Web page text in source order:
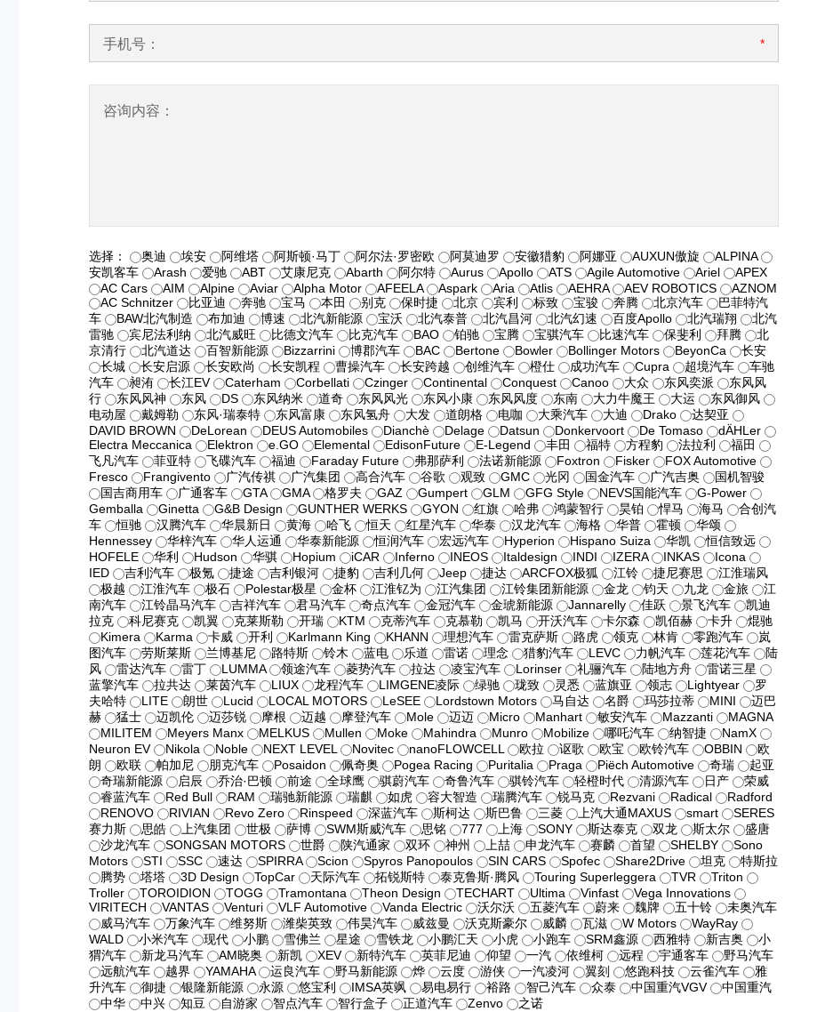
手机号： *
咨询内容：
选择： 奥迪 埃安 阿维塔 阿斯顿·马丁 阿尔法·罗密欧 阿莫迪罗 安徽猎豹 阿娜亚 AUXUN傲旋
ALPINA
安凯客车
Arash 爱驰 ABT 艾康尼克 Abarth 阿尔特 Aurus Apollo ATS Agile Automotive Ariel
APEX
AC Cars
AIM Alpine Aviar Alpha Motor AFEELA Aspark Aria Atlis AEHRA AEV ROBOTICS
AZNOM
AC Schnitzer
比亚迪 奔驰 宝马 本田 别克 保时捷 北京 宾利 标致 宝骏 奔腾 北京汽车
巴菲特汽
车
BAW北汽制造 布加迪 博速 北汽新能源 宝沃 北汽泰普 北汽昌河 北汽幻速 百度Apollo 北汽瑞翔
北汽
雷驰
宾尼法利纳 北汽威旺 比德文汽车 比克汽车 BAO 铂驰 宝腾 宝骐汽车 比速汽车 保斐利 拜腾
北
京清行
北汽道达 百智新能源 Bizzarrini 博郡汽车 BAC Bertone Bowler Bollinger Motors BeyonCa
长安
长城
长安启源 长安欧尚 长安凯程 曹操汽车 长安跨越 创维汽车 橙仕 成功汽车 Cupra 超境汽车
车驰
汽车
昶洧 长江EV Caterham Corbellati Czinger Continental Conquest Canoo 大众 东风奕派
东风风
行
东风风神 东风 DS 东风纳米 道奇 东风风光 东风小康 东风风度 东南 大力牛魔王 大运
东风御风
电动屋
戴姆勒 东风·瑞泰特 东风富康 东风氢舟 大发 道朗格 电咖 大乘汽车 大迪 Drako
达契亚
DAVID BROWN
DeLorean DEUS Automobiles Dianchè Delage Datsun Donkervoort De Tomaso
dÄHLer
Electra Meccanica
Elektron e.GO Elemental EdisonFuture E-Legend 丰田 福特 方程豹 法拉利
福田
飞凡汽车
菲亚特 飞碟汽车 福迪 Faraday Future 弗那萨利 法诺新能源 Foxtron Fisker
FOX Automotive
Fresco
Frangivento 广汽传祺 广汽集团 高合汽车 谷歌 观致 GMC 光冈 国金汽车 广汽吉奥
国机智骏
国吉商用车
广通客车 GTA GMA 格罗夫 GAZ Gumpert GLM GFG Style NEVS国能汽车
G-Power
Gemballa
Ginetta G&B Design GUNTHER WERKS GYON 红旗 哈弗 鸿蒙智行 昊铂 悍马 海马
合创汽
车
恒驰 汉腾汽车 华晨新日 黄海 哈飞 恒天 红星汽车 华泰 汉龙汽车 海格 华普 霍顿
华颂
Hennessey
华梓汽车 华人运通 华泰新能源 恒润汽车 宏远汽车 Hyperion Hispano Suiza 华凯
恒信致远
HOFELE
华利 Hudson 华骐 Hopium iCAR Inferno INEOS Italdesign INDI IZERA INKAS
Icona
IED
吉利汽车 极氪 捷途 吉利银河 捷豹 吉利几何 Jeep 捷达 ARCFOX极狐 江铃 捷尼赛思
江淮瑞风
极越
江淮汽车 极石 Polestar极星 金杯 江淮钇为 江汽集团 江铃集团新能源 金龙 钧天 九龙 金旅
江
南汽车
江铃晶马汽车 吉祥汽车 君马汽车 奇点汽车 金冠汽车 金琥新能源 Jannarelly 佳跃 景飞汽车
凯迪
拉克
科尼赛克 凯翼 克莱斯勒 开瑞 KTM 克蒂汽车 克慕勒 凯马 开沃汽车 卡尔森 凯佰赫 卡升
焜驰
Kimera
Karma 卡威 开利 Karlmann King KHANN 理想汽车 雷克萨斯 路虎 领克 林肯 零跑汽车
岚
图汽车
劳斯莱斯 兰博基尼 路特斯 铃木 蓝电 乐道 雷诺 理念 猎豹汽车 LEVC 力帆汽车 莲花汽车
陆
风
雷达汽车 雷丁 LUMMA 领途汽车 菱势汽车 拉达 凌宝汽车 Lorinser 礼骊汽车 陆地方舟
雷诺三星
蓝擎汽车
拉共达 莱茵汽车 LIUX 龙程汽车 LIMGENE凌际 绿驰 珑致 灵悉 蓝旗亚 领志 Lightyear
罗
夫哈特
LITE 朗世 Lucid LOCAL MOTORS LeSEE Lordstown Motors 马自达 名爵 玛莎拉蒂 MINI
迈巴
赫
猛士 迈凯伦 迈莎锐 摩根 迈越 摩登汽车 Mole 迈迈 Micro Manhart 敏安汽车 Mazzanti
MAGNA
MILITEM
Meyers Manx MELKUS Mullen Moke Mahindra Munro Mobilize 哪吒汽车 纳智捷
NamX
Neuron EV
Nikola Noble NEXT LEVEL Novitec nanoFLOWCELL 欧拉 讴歌 欧宝 欧铃汽车 OBBIN
欧
朗
欧联 帕加尼 朋克汽车 Posaidon 佩奇奥 Pogea Racing Puritalia Praga Piëch Automotive 奇瑞
起亚
奇瑞新能源
启辰 乔治·巴顿 前途 全球鹰 骐蔚汽车 奇鲁汽车 骐铃汽车 轻橙时代 清源汽车 日产
荣威
睿蓝汽车
Red Bull RAM 瑞驰新能源 瑞麒 如虎 容大智造 瑞腾汽车 锐马克 Rezvani Radical
Radford
RENOVO
RIVIAN Revo Zero Rinspeed 深蓝汽车 斯柯达 斯巴鲁 三菱 上汽大通MAXUS smart
SERES
赛力斯
思皓 上汽集团 世极 萨博 SWM斯威汽车 思铭 777 上海 SONY 斯达泰克 双龙 斯太尔
盛唐
沙龙汽车
SONGSAN MOTORS 世爵 陕汽通家 双环 神州 上喆 申龙汽车 赛麟 首望 SHELBY
Sono
Motors
STI SSC 速达 SPIRRA Scion Spyros Panopoulos SIN CARS Spofec Share2Drive 坦克
特斯拉
腾势
塔塔 3D Design TopCar 天际汽车 拓锐斯特 泰克鲁斯·腾风 Touring Superleggera TVR
Triton
Troller
TOROIDION TOGG Tramontana Theon Design TECHART Ultima Vinfast
Vega Innovations
VIRITECH
VANTAS Venturi VLF Automotive Vanda Electric 沃尔沃 五菱汽车 蔚来 魏牌 五十铃
未奥汽车
威马汽车
万象汽车 维努斯 潍柴英致 伟昊汽车 威兹曼 沃克斯豪尔 威麟 瓦滋 W Motors
WayRay
WALD
小米汽车 现代 小鹏 雪佛兰 星途 雪铁龙 小鹏汇天 小虎 小跑车 SRM鑫源 西雅特 新吉奥
小
猬汽车
新龙马汽车 AM晓奥 新凯 XEV 新特汽车 英菲尼迪 仰望 一汽 依维柯 远程 宇通客车
野马汽车
远航汽车
越界 YAMAHA 运良汽车 野马新能源 烨 云度 游侠 一汽凌河 翼刻 悠跑科技 云雀汽车
雅
升汽车
御捷 银隆新能源 永源 悠宝利 IMSA英飒 易电易行 裕路 智己汽车 众泰 中国重汽VGV
中国重汽
中华
中兴 知豆 自游家 智点汽车 智行盒子 正道汽车 Zenvo 之诺